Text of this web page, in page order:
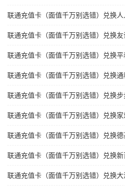
联通充值卡（面值千万别选错）兑换
联通充值卡（面值千万别选错）兑换
联通充值卡（面值千万别选错）兑换平
联通充值卡（面值千万别选错）兑换通
联通充值卡（面值千万别选错）兑换
联通充值卡（面值千万别选错）兑换
联通充值卡（面值千万别选错）兑换
联通充值卡（面值千万别选错）兑换新
联通充值卡（面值千万别选错）兑换